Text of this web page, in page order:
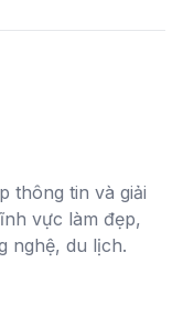
thông tin và giải
vực làm đẹp,
nghệ, du lịch.